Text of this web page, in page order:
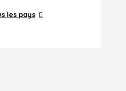
les pays